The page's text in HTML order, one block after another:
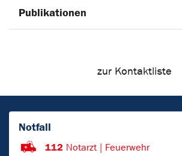
Publikationen
zur Kontaktliste
Notfall
112 Notarzt | Feuerwehr